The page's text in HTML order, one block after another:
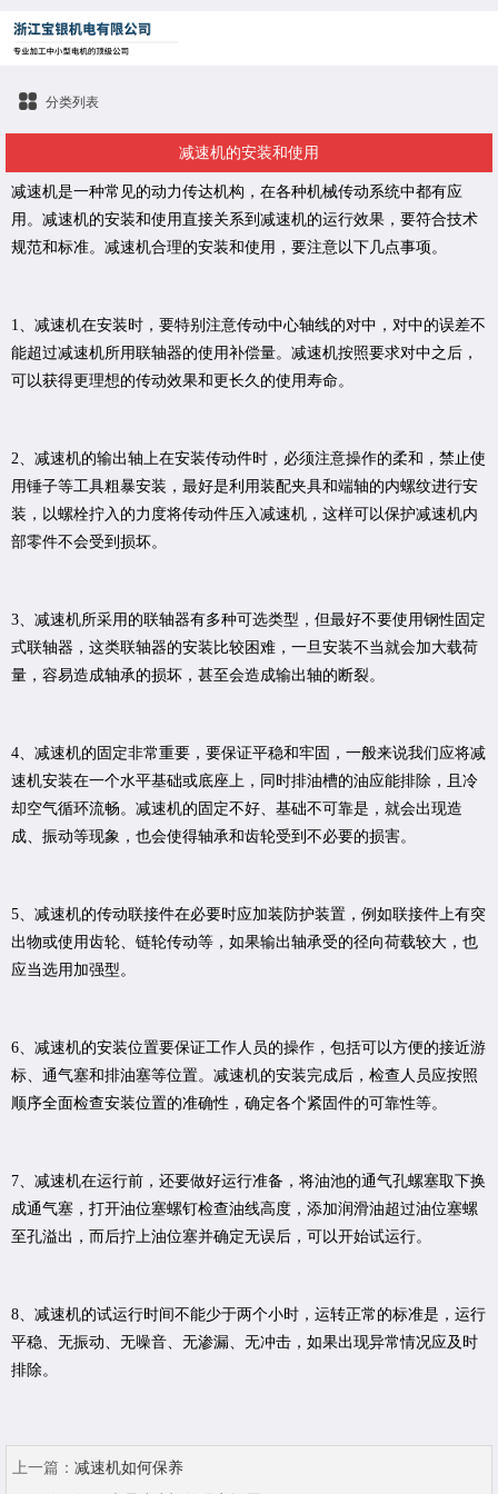
分类列表
减速机的安装和使用
减速机是一种常见的动力传达机构，在各种机械传动系统中都有应
用。减速机的安装和使用直接关系到减速机的运行效果，要符合技术
规范和标准。减速机合理的安装和使用，要注意以下几点事项。
1、减速机在安装时，要特别注意传动中心轴线的对中，对中的误差不
能超过减速机所用联轴器的使用补偿量。减速机按照要求对中之后，
可以获得更理想的传动效果和更长久的使用寿命。
2、减速机的输出轴上在安装传动件时，必须注意操作的柔和，禁止使
用锤子等工具粗暴安装，最好是利用装配夹具和端轴的内螺纹进行安
装，以螺栓拧入的力度将传动件压入减速机，这样可以保护减速机内
部零件不会受到损坏。
3、减速机所采用的联轴器有多种可选类型，但最好不要使用钢性固定
式联轴器，这类联轴器的安装比较困难，一旦安装不当就会加大载荷
量，容易造成轴承的损坏，甚至会造成输出轴的断裂。
4、减速机的固定非常重要，要保证平稳和牢固，一般来说我们应将减
速机安装在一个水平基础或底座上，同时排油槽的油应能排除，且冷
却空气循环流畅。减速机的固定不好、基础不可靠是，就会出现造
成、振动等现象，也会使得轴承和齿轮受到不必要的损害。
5、减速机的传动联接件在必要时应加装防护装置，例如联接件上有突
出物或使用齿轮、链轮传动等，如果输出轴承受的径向荷载较大，也
应当选用加强型。
6、减速机的安装位置要保证工作人员的操作，包括可以方便的接近游
标、通气塞和排油塞等位置。减速机的安装完成后，检查人员应按照
顺序全面检查安装位置的准确性，确定各个紧固件的可靠性等。
7、减速机在运行前，还要做好运行准备，将油池的通气孔螺塞取下换
成通气塞，打开油位塞螺钉检查油线高度，添加润滑油超过油位塞螺
至孔溢出，而后拧上油位塞并确定无误后，可以开始试运行。
8、减速机的试运行时间不能少于两个小时，运转正常的标准是，运行
平稳、无振动、无噪音、无渗漏、无冲击，如果出现异常情况应及时
排除。
上一篇： 减速机如何保养